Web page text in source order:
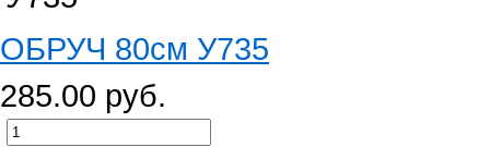
ОБРУЧ 80см У735
285.00 руб.